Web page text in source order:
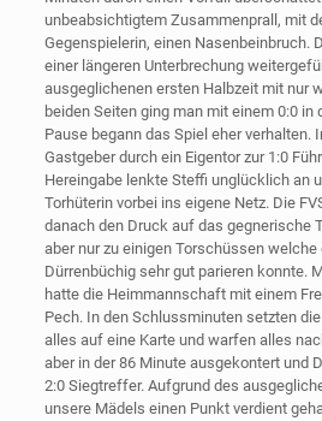
unbeabsichtigtem Zusammenprall, mit
Gegenspielerin, einen Nasenbeinbruch.
einer längeren Unterbrechung
ausgeglichenen ersten Halbzeit mit nur
beiden Seiten ging man mit einem 0:0 in
Pause begann das Spiel eher verhalten.
Gastgeber durch ein Eigentor zur 1:0
Hereingabe lenkte Steffi unglücklich an
Torhüterin vorbei ins eigene Netz. Die
danach den Druck auf das gegnerische
aber nur zu einigen Torschüssen welche
Dürrenbüchig sehr gut parieren konnte.
hatte die Heimmannschaft mit einem
Pech. In den Schlussminuten setzten
alles auf eine Karte und warfen alles
aber in der 86 Minute ausgekontert und
2:0 Siegtreffer. Aufgrund des
unsere Mädels einen Punkt verdient